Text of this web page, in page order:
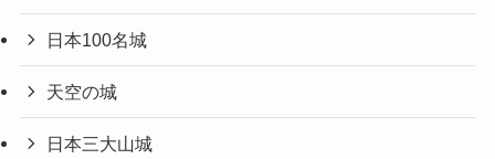
日本100名城
天空の城
日本三大山城